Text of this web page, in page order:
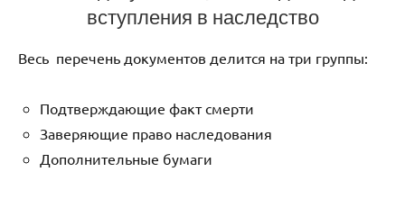
вступления в наследство
Весь перечень документов делится на три группы:
Подтверждающие факт смерти
Заверяющие право наследования
Дополнительные бумаги